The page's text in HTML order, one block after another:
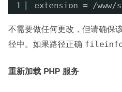
1 extension = /
不需要做任何更改，但请确保
径中。如果路径正确
重新加载 PHP 服务